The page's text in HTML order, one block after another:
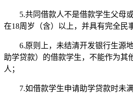
5.共同借款人不是借款学生父母
在18周岁（含）以上，并具有完全民
6.原则上，未结清开发银行生源
助学贷款）的借款学生，不能作为其
人；
7.如借款学生申请助学贷款时未